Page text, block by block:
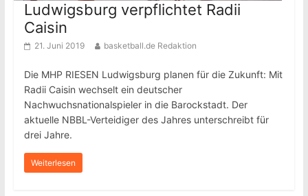
Ludwigsburg verpflichtet Radii
Caisin
21. Juni 2019 basketball.de Redaktion
Die MHP RIESEN Ludwigsburg planen für die Zukunft: Mit
Radii Caisin wechselt ein deutscher
Nachwuchsnationalspieler in die Barockstadt. Der
aktuelle NBBL-Verteidiger des Jahres unterschreibt für
drei Jahre.
Weiterlesen